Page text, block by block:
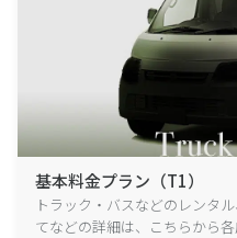
基本料金プラン（T1）
トラック・バスなどのレンタ
てなどの詳細は、こちらから各